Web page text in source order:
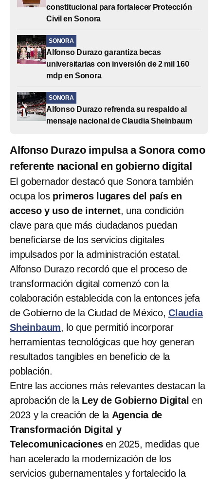
constitucional para fortalecer Protección
Civil en Sonora
SONORA
Alfonso Durazo garantiza becas
universitarias con inversión de 2 mil 160
mdp en Sonora
SONORA
Alfonso Durazo refrenda su respaldo al
mensaje nacional de Claudia Sheinbaum
Alfonso Durazo impulsa a Sonora como
referente nacional en gobierno digital
El gobernador destacó que Sonora también
ocupa los primeros lugares del país en
acceso y uso de internet, una condición
clave para que más ciudadanos puedan
beneficiarse de los servicios digitales
impulsados por la administración estatal.
Alfonso Durazo recordó que el proceso de
transformación digital comenzó con la
colaboración establecida con la entonces jefa
de Gobierno de la Ciudad de México, Claudia
Sheinbaum, lo que permitió incorporar
herramientas tecnológicas que hoy generan
resultados tangibles en beneficio de la
población.
Entre las acciones más relevantes destacan la
aprobación de la Ley de Gobierno Digital en
2023 y la creación de la Agencia de
Transformación Digital y
Telecomunicacionesen 2025, medidas que
han acelerado la modernización de los
servicios gubernamentales y fortalecido la